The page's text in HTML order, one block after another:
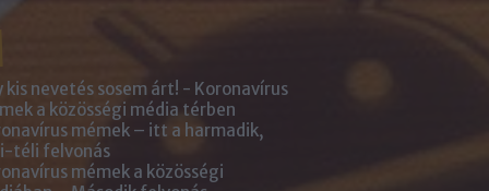
kis nevetés sosem árt! - Koronavírus
a közösségi média térben
mémek – itt a harmadik,
téli felvonás
mémek a közösségi